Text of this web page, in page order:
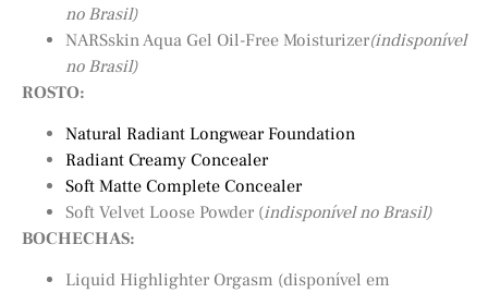
no Brasil)
NARSskin Aqua Gel Oil-Free Moisturizer(indisponível
no Brasil)
ROSTO:
Natural Radiant Longwear Foundation
Radiant Creamy Concealer
Soft Matte Complete Concealer
Soft Velvet Loose Powder (indisponível no Brasil)
BOCHECHAS:
Liquid Highlighter Orgasm (disponível em